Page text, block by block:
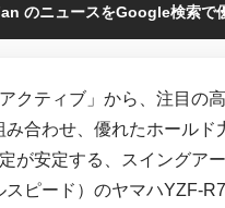
のニュースをGoogle検索で
クティブ」から、注目の
合わせ、優れたホール
が安定する、スイングア
ピード）のヤマハYZF-